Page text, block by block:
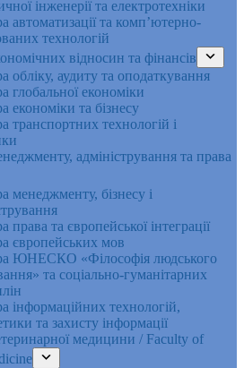
інженерії та електротехніки
автоматизації та комп’ютерно-
технологій
відносин та фінансів
обліку, аудиту та оподаткування
глобальної економіки
економіки та бізнесу
транспортних технологій і
адміністрування та права
менеджменту, бізнесу і
права та європейської інтеграції
європейських мов
ЮНЕСКО «Філософія людського
та соціально-гуманітарних
інформаційних технологій,
та захисту інформації
медицини / Faculty of